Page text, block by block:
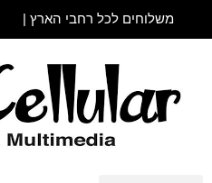
משלוחים לכל רחבי הארץ |